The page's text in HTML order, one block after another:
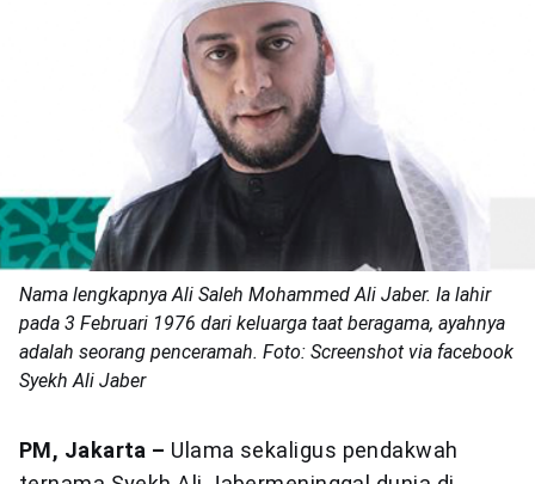
Nama lengkapnya Ali Saleh Mohammed Ali Jaber. Ia lahir
pada 3 Februari 1976 dari keluarga taat beragama, ayahnya
adalah seorang penceramah. Foto: Screenshot via facebook
Syekh Ali Jaber
PM, Jakarta – Ulama sekaligus pendakwah